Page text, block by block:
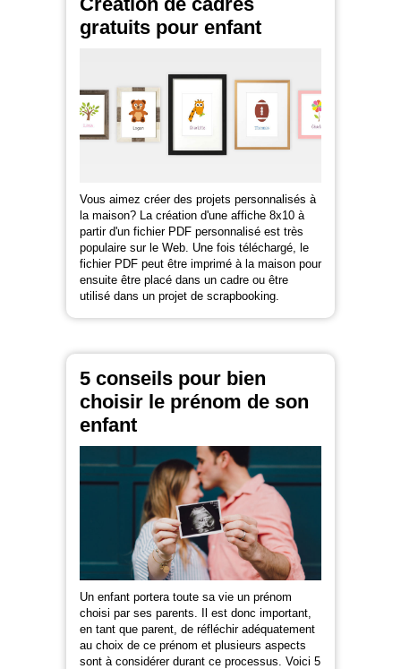
gratuits pour enfant
Vous aimez créer des projets personnalisés à
la maison? La création d'une affiche 8x10 à
partir d'un fichier PDF personnalisé est très
populaire sur le Web. Une fois téléchargé, le
fichier PDF peut être imprimé à la maison pour
ensuite être placé dans un cadre ou être
utilisé dans un projet de scrapbooking.
5 conseils pour bien
choisir le prénom de son
enfant
Un enfant portera toute sa vie un prénom
choisi par ses parents. Il est donc important,
en tant que parent, de réfléchir adéquatement
au choix de ce prénom et plusieurs aspects
sont à considérer durant ce processus. Voici 5